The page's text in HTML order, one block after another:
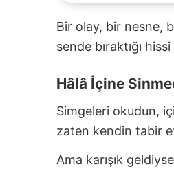
Bir olay, bir nesne,
sende bıraktığı
Hâlâ İçine
Simgeleri okudun,
zaten kendin tabir
Ama karışık